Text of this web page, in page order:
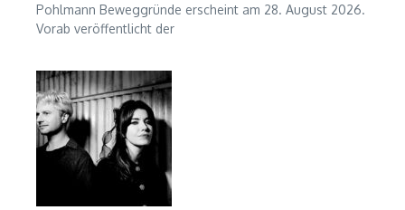
Pohlmann Beweggründe erscheint am 28. August 2026.
Vorab veröffentlicht der